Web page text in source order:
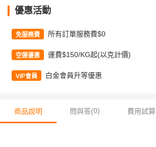
優惠活動
免服務費 所有訂單服務費$0
空運優惠 運費$150/KG起(以克計價)
VIP會員 白金會員升等優惠
商品說明 問與答(0) 費用試算